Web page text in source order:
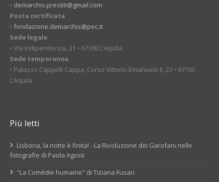
• demarchis.prestiti@gmail.com
Posta certificata
• fondazione.demarchis@pec.it
Sede legale
• Via Indipendenza, 21 • 67100 L’Aquila
Sede temporanea
• Palazzo Cappelli Cappa, Corso Vittorio Emanuele II, 23 • 67100
L’Aquila
Più letti
Lisbona, la notte è finita! - La Rivoluzione dei Garofani nelle
fotografie di Paola Agosti
"La Comédie humaine" di Tiziana Fusari